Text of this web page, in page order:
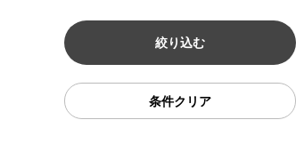
条件クリア